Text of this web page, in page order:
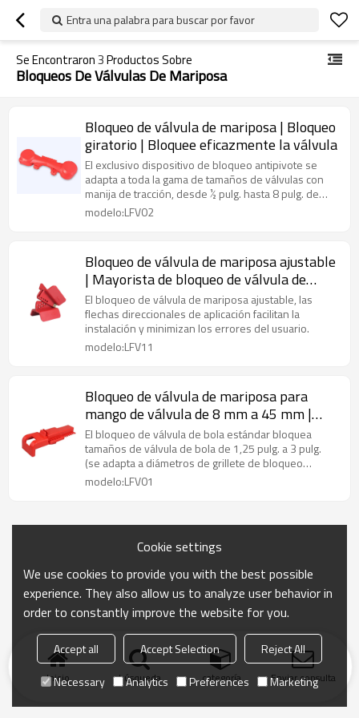
Entra una palabra para buscar por favor
Se Encontraron3Productos Sobre
Bloqueos De Válvulas De Mariposa
Bloqueo de válvula de mariposa | Bloqueo
giratorio | Bloquee eficazmente la válvula
El exclusivo dispositivo de bloqueo antipivote se
adapta a toda la gama de tamaños de válvulas con
manija de tracción, desde ½ pulg. hasta 8 pulg. de
diámetro.
modelo:LFV02
Bloqueo de válvula de mariposa ajustable
| Mayorista de bloqueo de válvula de
mariposa de China
El bloqueo de válvula de mariposa ajustable, las
flechas direccionales de aplicación facilitan la
instalación y minimizan los errores del usuario.
modelo:LFV11
Bloqueo de válvula de mariposa para
mango de válvula de 8 mm a 45 mm |
Proveedor profesional de bloqueo de
válvulas de mariposa
El bloqueo de válvula de bola estándar bloquea
tamaños de válvula de bola de 1,25 pulg. a 3 pulg.
(se adapta a diámetros de grillete de bloqueo
estándar de 9/32 pulg.
modelo:LFV01
Inicio búsqueda categoría Enviar consulta
Cookie settings
We use cookies to provide you with the best possible
experience. They also allow us to analyze user behavior in
order to constantly improve the website for you.
Accept all Accept Selection
Reject All
Necessary
Analytics Preferences Marketing